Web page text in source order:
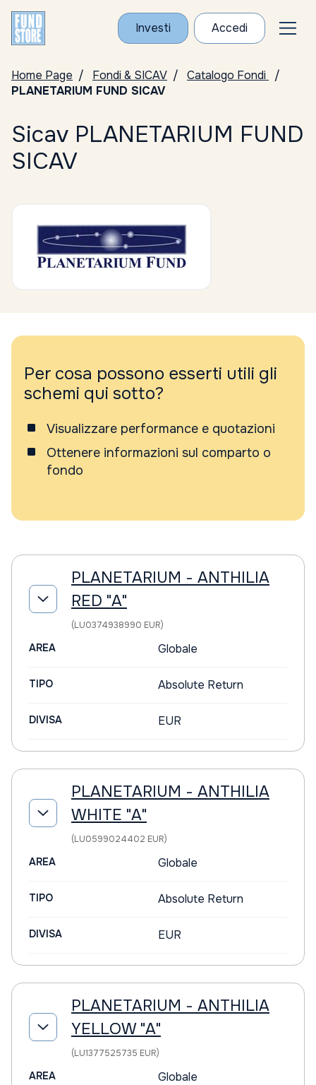
Investi Accedi
Home Page Fondi & SICAV
Catalogo Fondi
PLANETARIUM FUND SICAV
Sicav PLANETARIUM FUND
SICAV
Per cosa possono esserti utili gli
schemi qui sotto?
Visualizzare performance e quotazioni
Ottenere informazioni sul comparto o
fondo
PLANETARIUM - ANTHILIA
RED "A"
(LU0374938990 EUR)
AREA Globale
TIPO Absolute Return
DIVISA EUR
PLANETARIUM - ANTHILIA
WHITE "A"
(LU0599024402 EUR)
AREA Globale
TIPO Absolute Return
DIVISA EUR
PLANETARIUM - ANTHILIA
YELLOW "A"
(LU1377525735 EUR)
AREA Globale